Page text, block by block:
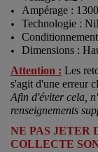
Ampérage :
Technologie :
Dimensions :
Attention : Les
s'agit d'une erreur
Afin d'éviter cela,
renseignements
NE PAS JETER
COLLECTE